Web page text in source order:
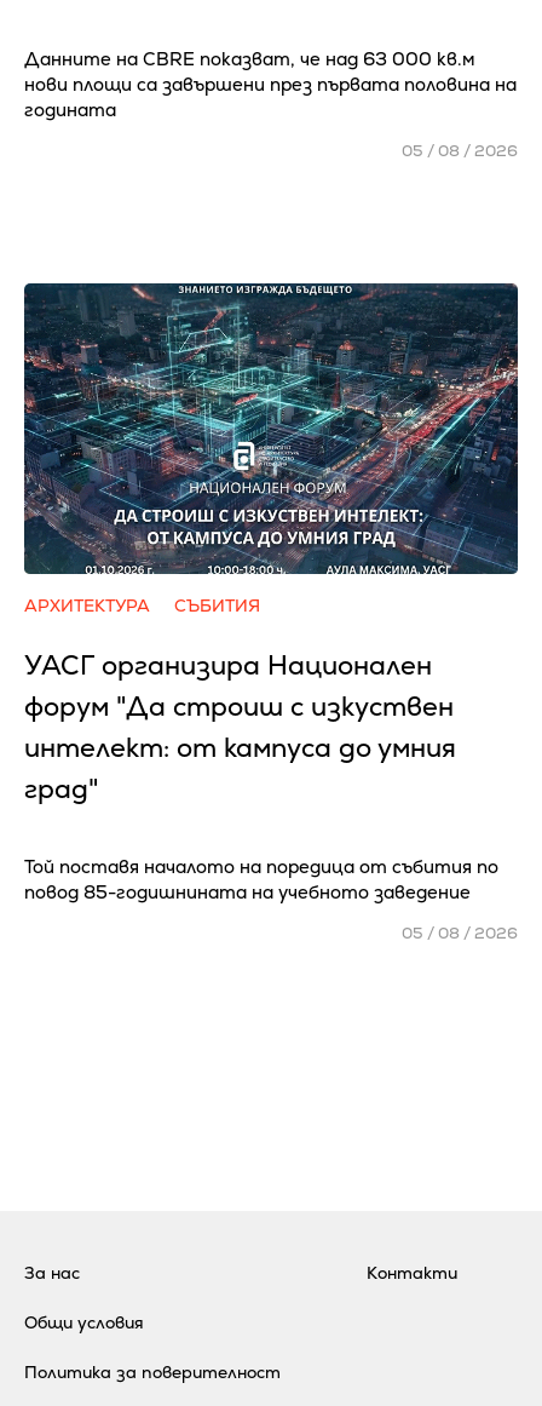
Данните на CBRE показват, че над 63 000 кв.м
нови площи са завършени през първата половина на
годината
05 / 08 / 2026
АРХИТЕКТУРА СЪБИТИЯ
УАСГ организира Национален
форум "Да строиш с изкуствен
интелект: от кампуса до умния
град"
Той поставя началото на поредица от събития по
повод 85-годишнината на учебното заведение
05 / 08 / 2026
За нас
Общи условия
Политика за поверителност
Контакти